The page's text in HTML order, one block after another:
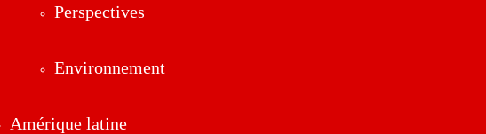
Perspectives
Environnement
Amérique latine